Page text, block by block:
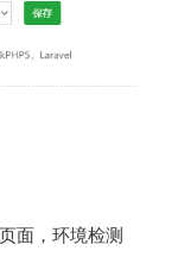
面，环境检测